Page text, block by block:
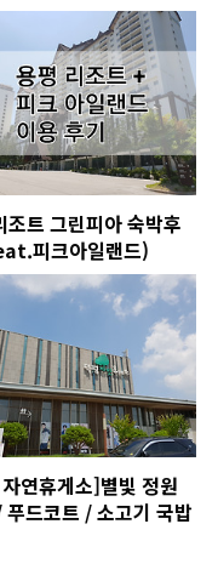
조트 그린피아 숙박후
피크아일랜드)
연휴게소]별빛 정원
푸드코트 / 소고기 국밥